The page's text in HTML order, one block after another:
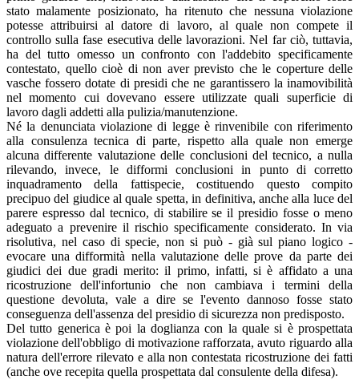
stato malamente posizionato, ha ritenuto che nessuna violazione
potesse attribuirsi al datore di lavoro, al quale non compete il
controllo sulla fase esecutiva delle lavorazioni. Nel far ciò, tuttavia,
ha del tutto omesso un confronto con l'addebito specificamente
contestato, quello cioè di non aver previsto che le coperture delle
vasche fossero dotate di presidi che ne garantissero la inamovibilità
nel momento cui dovevano essere utilizzate quali superficie di
lavoro dagli addetti alla pulizia/manutenzione.
Né la denunciata violazione di legge è rinvenibile con riferimento
alla consulenza tecnica di parte, rispetto alla quale non emerge
alcuna differente valutazione delle conclusioni del tecnico, a nulla
rilevando, invece, le difformi conclusioni in punto di corretto
inquadramento della fattispecie, costituendo questo compito
precipuo del giudice al quale spetta, in definitiva, anche alla luce del
parere espresso dal tecnico, di stabilire se il presidio fosse o meno
adeguato a prevenire il rischio specificamente considerato. In via
risolutiva, nel caso di specie, non si può - già sul piano logico -
evocare una difformità nella valutazione delle prove da parte dei
giudici dei due gradi merito: il primo, infatti, si è affidato a una
ricostruzione dell'infortunio che non cambiava i termini della
questione devoluta, vale a dire se l'evento dannoso fosse stato
conseguenza dell'assenza del presidio di sicurezza non predisposto.
Del tutto generica è poi la doglianza con la quale si è prospettata
violazione dell'obbligo di motivazione rafforzata, avuto riguardo alla
natura dell'errore rilevato e alla non contestata ricostruzione dei fatti
(anche ove recepita quella prospettata dal consulente della difesa).